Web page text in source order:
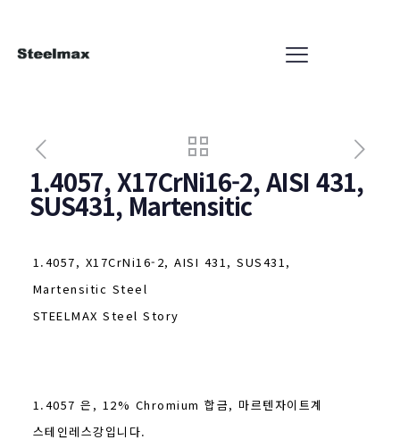
1.4057, X17CrNi16-2, AISI 431,
SUS431, Martensitic
1.4057, X17CrNi16-2, AISI 431, SUS431,
Martensitic Steel
STEELMAX Steel Story
1.4057 은, 12% Chromium 합금, 마르텐자이트계
스테인레스강입니다.